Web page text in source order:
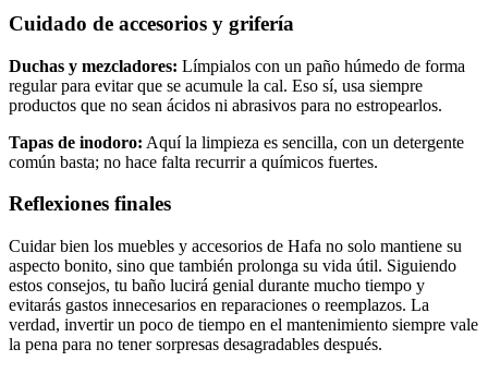
Cuidado de accesorios y grifería
Duchas y mezcladores: Límpialos con un paño húmedo de forma
regular para evitar que se acumule la cal. Eso sí, usa siempre
productos que no sean ácidos ni abrasivos para no estropearlos.
Tapas de inodoro: Aquí la limpieza es sencilla, con un detergente
común basta; no hace falta recurrir a químicos fuertes.
Reflexiones finales
Cuidar bien los muebles y accesorios de Hafa no solo mantiene su
aspecto bonito, sino que también prolonga su vida útil. Siguiendo
estos consejos, tu baño lucirá genial durante mucho tiempo y
evitarás gastos innecesarios en reparaciones o reemplazos. La
verdad, invertir un poco de tiempo en el mantenimiento siempre vale
la pena para no tener sorpresas desagradables después.